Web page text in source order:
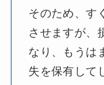
そのため、す
させますが、
なり、もうは
失を保有して